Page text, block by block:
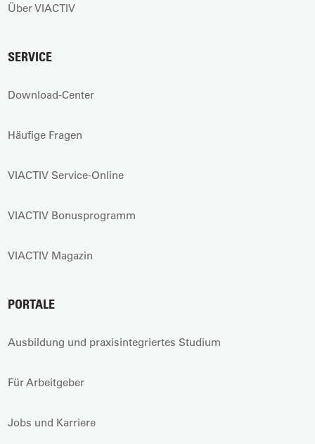
Über VIACTIV
SERVICE
Download-Center
Häufige Fragen
VIACTIV Service-Online
VIACTIV Bonusprogramm
VIACTIV Magazin
PORTALE
Ausbildung und praxisintegriertes Studium
Für Arbeitgeber
Jobs und Karriere